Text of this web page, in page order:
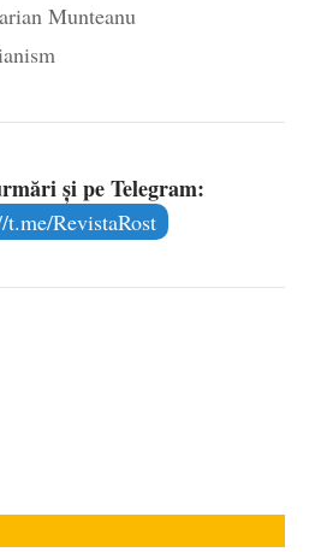
Munteanu
și pe Telegram:
t.me/RevistaRost